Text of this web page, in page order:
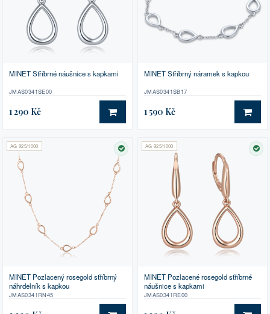
MINET Stříbrné náušnice s kapkami
JMAS0341SE00
1 290 Kč DO KOŠÍKU
MINET Stříbrný náramek s kapkou
JMAS0341SB17
1 590 Kč DO
AG 925/1000
SKLADEM
MINET Pozlacený rosegold stříbrný
náhrdelník s kapkou
JMAS0341RN45
AG 925/1000
MINET Pozlacené rosegold stříbrné
náušnice s kapkami
JMAS0341RE00